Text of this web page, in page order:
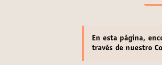
En esta página,
través de nuestro